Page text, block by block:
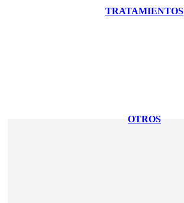
TRATAMIENTOS
OTROS